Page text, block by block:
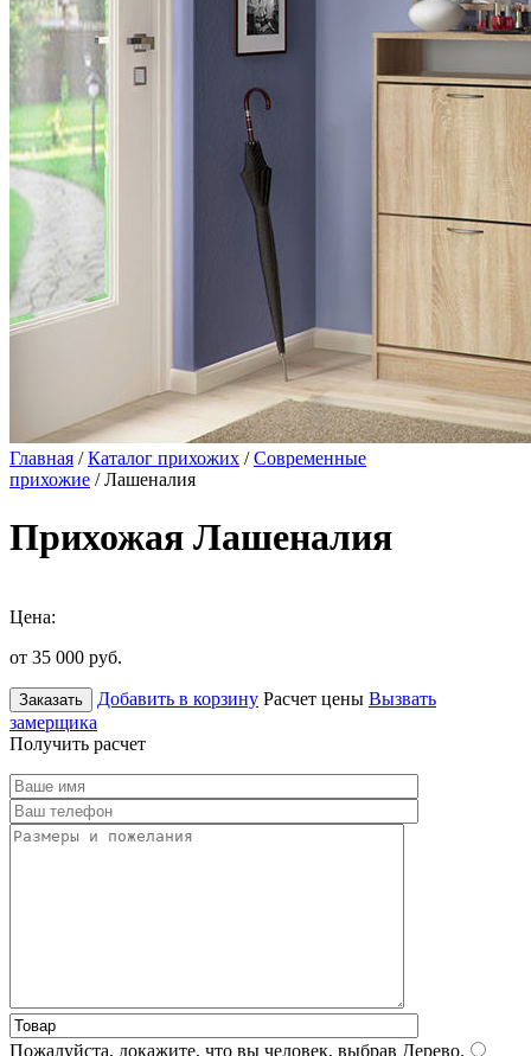
Главная /Каталог прихожих /Современные
прихожие / Лашеналия
Прихожая Лашеналия
Цена:
от 35 000 руб.
Заказать Добавить в корзину Расчет цены Вызвать
замерщика
Получить расчет
Пожалуйста, докажите, что вы человек, выбрав Дерево.